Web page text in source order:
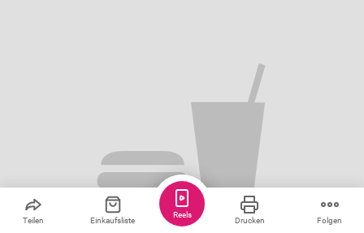
Teilen Einkaufsliste Drucken Folgen
Reels